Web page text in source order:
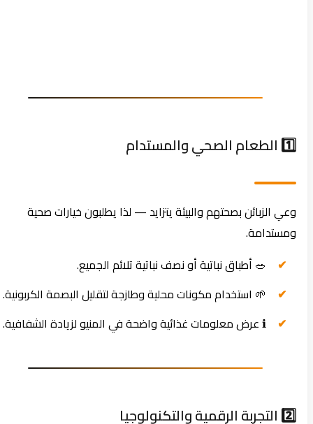
وعي الزبائن بصحتهم والبيئة يتزايد — لذا يطلبون خيارات صحية
ومستدامة.
🥗 أطباق نباتية أو نصف نباتية تلائم الجميع.
🌱 استخدام مكونات محلية وطازجة لتقليل البصمة الكربونية.
ℹ️ عرض معلومات غذائية واضحة في المنيو لزيادة الشفافية.